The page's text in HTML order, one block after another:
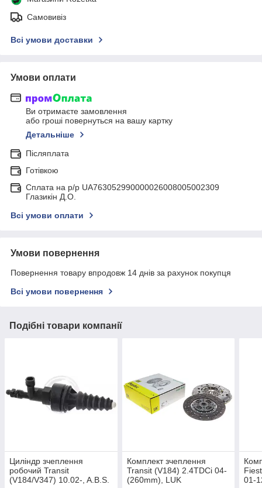
Самовивіз
Всі умови доставки
Умови оплати
Ви отримаєте замовлення
або гроші повернуться на вашу картку
Детальніше
Післяплата
Готівкою
Сплата на р/р UA763052990000026008005002309
Глазикін Д.О.
Всі умови оплати
Умови повернення
Повернення товару впродовж 14 днів за рахунок покупця
Всі умови повернення
Подібні товари компанії
Циліндр зчеплення
робочий Transit
(V184/V347) 10.02-, A.B.S.
Комплект зчеплення
Transit (V184) 2.4TDCi 04-
(260mm), LUK
01-